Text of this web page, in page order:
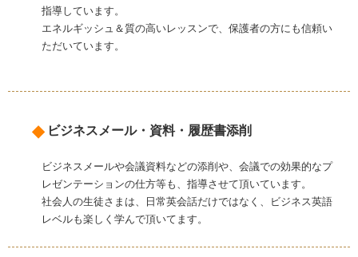
指導しています。
エネルギッシュ＆質の高いレッスンで、保護者の方にも信頼い
ただいています。
◆ビジネスメール・資料・履歴書添削
ビジネスメールや会議資料などの添削や、会議での効果的なプ
レゼンテーションの仕方等も、指導させて頂いています。
社会人の生徒さまは、日常英会話だけではなく、ビジネス英語
レベルも楽しく学んで頂いてます。